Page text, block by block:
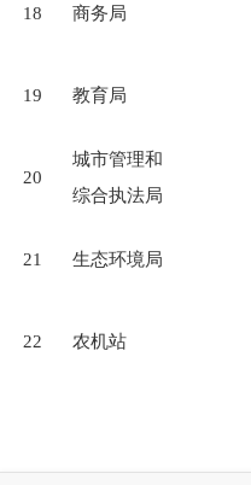
18 商务局
19 教育局
20
城市管理和
综合执法局
21 生态环境局
22 农机站